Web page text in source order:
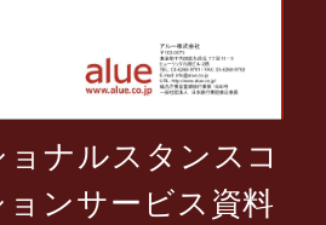
ナルスタンスコ
ンサービス資料